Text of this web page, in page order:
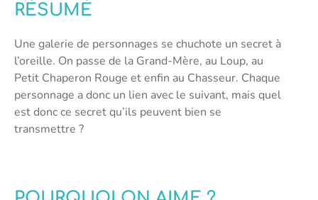
RÉSUMÉ
Une galerie de personnages se chuchote un secret à
l’oreille. On passe de la Grand-Mère, au Loup, au
Petit Chaperon Rouge et enfin au Chasseur. Chaque
personnage a donc un lien avec le suivant, mais quel
est donc ce secret qu’ils peuvent bien se
transmettre ?